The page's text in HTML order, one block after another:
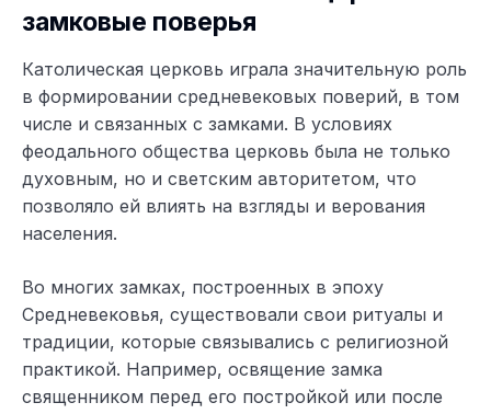
замковые поверья
Католическая церковь играла значительную роль
в формировании средневековых поверий, в том
числе и связанных с замками. В условиях
феодального общества церковь была не только
духовным, но и светским авторитетом, что
позволяло ей влиять на взгляды и верования
населения.
Во многих замках, построенных в эпоху
Средневековья, существовали свои ритуалы и
традиции, которые связывались с религиозной
практикой. Например, освящение замка
священником перед его постройкой или после